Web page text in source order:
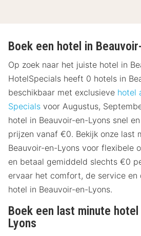
Boek een hotel in
Op zoek naar het juiste hotel in
HotelSpecials heeft 0 hotels in
beschikbaar met exclusieve hotel
Specials voor Augustus,
hotel in Beauvoir-en-Lyons snel
prijzen vanaf €0. Bekijk onze last
Beauvoir-en-Lyons voor flexibele
en betaal gemiddeld slechts €0
ervaar het comfort, de service en
hotel in Beauvoir-en-Lyons.
Boek een last minute
Lyons